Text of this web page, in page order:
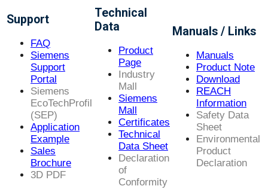
Support
FAQ
Siemens
Support
Portal
Siemens
EcoTechProfil
(SEP)
Application
Example
Sales
Brochure
3D PDF
Technical
Data
Product
Page
Industry
Mall
Siemens
Mall
Certificates
Technical
Data Sheet
Declaration
of
Conformity
Manuals / Links
Manuals
Product Note
Download
REACH
Information
Safety Data
Sheet
Environmental
Product
Declaration